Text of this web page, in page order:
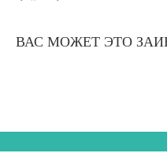
ВАС МОЖЕТ ЭТО